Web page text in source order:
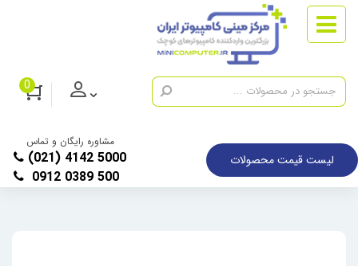
0
لیست قیمت محصولات
مشاوره رایگان و تماس
(021) 4142 5000
0912 0389 500